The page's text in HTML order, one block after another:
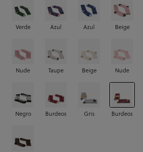
Verde Azul Azul Beige
Nude Taupe Beige Nude
Negro Burdeos Gris Burdeos